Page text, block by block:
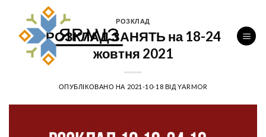
вмісту
РОЗКЛАД
РОЗКЛАД ЗАНЯТЬ на 18-24
жовтня 2021
ОПУБЛІКОВАНО НА 2021-10-18 ВІД YARMOR